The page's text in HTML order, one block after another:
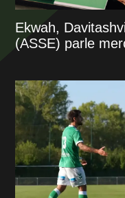
Ekwah,
(ASSE) parle